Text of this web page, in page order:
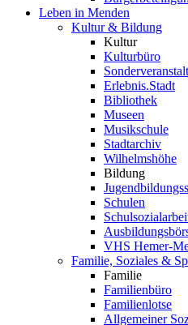
Leben in Menden
Kultur & Bildung
Kultur
Kulturbüro
Erlebnis.Stadt
Bibliothek
Museen
Musikschule
Stadtarchiv
Wilhelmshöhe
Bildung
Schulen
VHS Hemer-
Familie, Soziales &
Familie
Familienbüro
Familienlotse
Allgemeiner